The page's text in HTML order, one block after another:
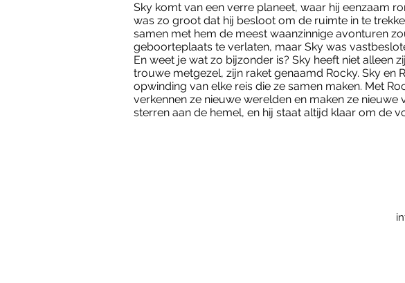
Sky komt van een verre planeet, waar hij eenzaam
was zo groot dat hij besloot om de ruimte in te
samen met hem de meest waanzinnige avonturen
geboorteplaats te verlaten, maar Sky was
En weet je wat zo bijzonder is? Sky heeft niet
trouwe metgezel, zijn raket genaamd Rocky. Sky en
opwinding van elke reis die ze samen maken. Met
verkennen ze nieuwe werelden en maken ze
sterren aan de hemel, en hij staat altijd klaar om de